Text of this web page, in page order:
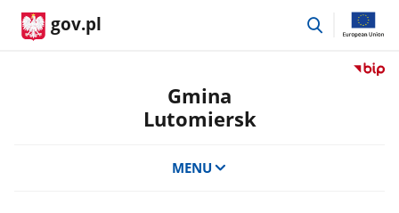
gov.pl
przejdź
Przejdź
Gmina
Lutomiersk
MENU